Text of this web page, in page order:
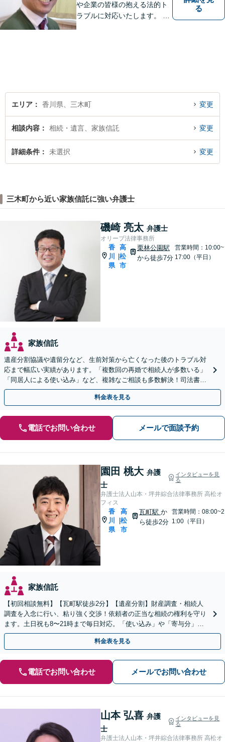
や企業の皆様の抱える法的ト
ラブルに対応いたします。 高
る
エリア 香川県、三木町 変更
相談内容 相続・遺言、家族信託 変更
詳細条件 未選択 変更
三木町から近い家族信託に強い弁護士
磯崎 亮太 弁護士
オリーブ法律事務所
香
川
県
|
高
松
市
栗林公園駅
から徒歩7分
営業時間：10:00~
17:00（平日）
家族信託
遺産分割協議や遺留分など、生前対策から亡くなった後のトラブル対
応まで幅広い実績があります。「複数回の再婚で相続人が多数いる」
「同居人による使い込み」など、複雑なご相談も多数解決！司法書
士、税理士などと連携可【駐車場あり】
料金表を見る
電話でお問い合わせ メールで面談予約
園田 桃大 弁護
士
インタビューを見
る
弁護士法人山本・坪井綜合法律事務所 高松オ
フィス
香
川
県
高
松
市
瓦町駅 か
ら徒歩2分
営業時間：08:00~2
1:00（平日）
家族信託
【初回相談無料】【瓦町駅徒歩2分】【遺産分割】財産調査・相続人
調査を入念に行い、粘り強く交渉！依頼者の正当な相続の権利を守り
ます。土日祝も8〜21時まで毎日対応。「使い込み」や「寄与分」の
調査もお任せください！【遺言書作成や相続放棄も対応】
料金表を見る
電話でお問い合わせ メールでお問い合わせ
山本 弘喜 弁護
士
インタビューを見
る
弁護士法人山本・坪井綜合法律事務所 高松オ